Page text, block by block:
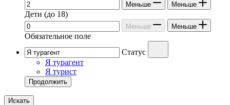
Меньше Меньше
Дети (до 18)
Меньше Меньше
Обязательное поле
Статус
Я турагент
Я турист
Продолжить
Искать